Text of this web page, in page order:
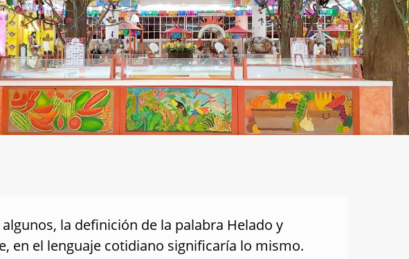
algunos, la definición de la palabra Helado y
en el lenguaje cotidiano significaría lo mismo.